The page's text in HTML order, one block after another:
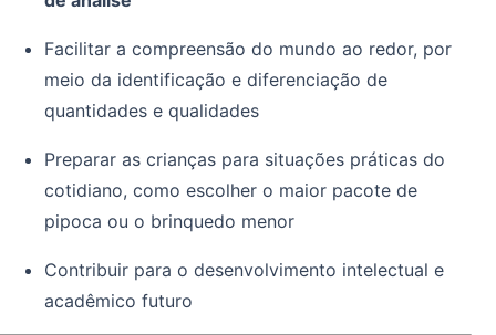
Facilitar a compreensão do mundo ao redor, por
meio da identificação e diferenciação de
quantidades e qualidades
Preparar as crianças para situações práticas do
cotidiano, como escolher o maior pacote de
pipoca ou o brinquedo menor
Contribuir para o desenvolvimento intelectual e
acadêmico futuro